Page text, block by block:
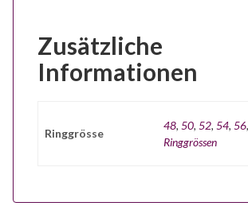
Zusätzliche
Informationen
Ringgrösse
48,50,52,54,56
Ringgrössen